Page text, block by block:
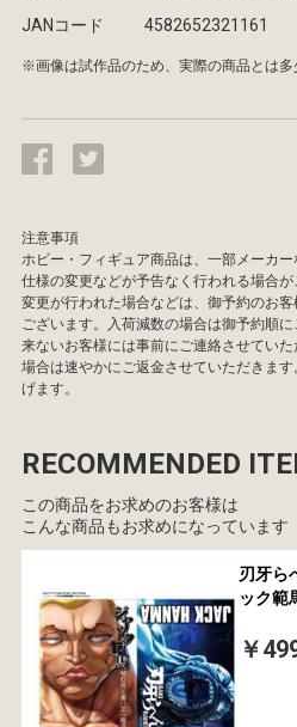
JANコード 4582652321161
※画像は試作品のため、実際の商品とは
注意事項
ホビー・フィギュア商品は、一部メーカ
仕様の変更などが予告なく行われる場合
変更が行われた場合などは、御予約のお
ございます。入荷減数の場合は御予約順
来ないお客様には事前にご連絡させてい
場合は速やかにご返金させていただきま
げます。
RECOMMENDED
この商品をお求めのお客様は
こんな商品もお求めになっています
刃牙ら
ック範
￥